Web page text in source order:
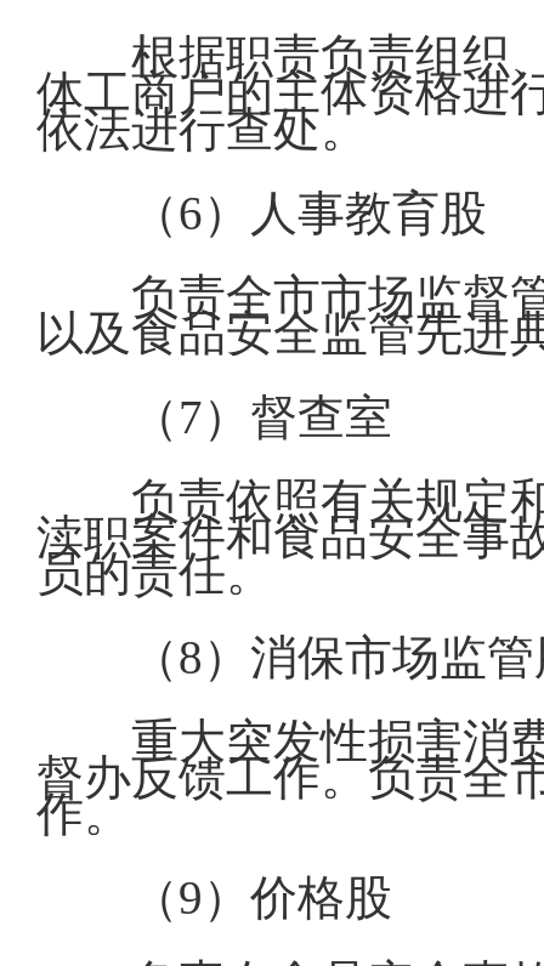
根据职责负责组织
体工商户的主体资格进
依法进行查处。
（6）人事教育股
负责全市市场监督
以及食品安全监管先进
（7）督查室
负责依照有关规定
渎职案件和食品安全事
员的责任。
（8）消保市场监
重大突发性损害消
督办反馈工作。负责全
作。
（9）价格股